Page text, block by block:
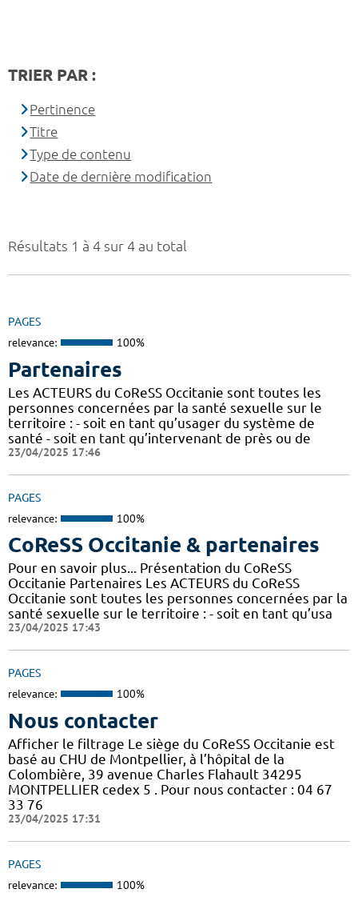
Résultats 1 à 4 sur 4 au total
PAGES
relevance: 100%
Partenaires
Les ACTEURS du CoReSS Occitanie sont toutes les
personnes concernées par la santé sexuelle sur le
territoire : - soit en tant qu’usager du système de
santé - soit en tant qu’intervenant de près ou de
23/04/2025 17:46
PAGES
relevance: 100%
CoReSS Occitanie & partenaires
Pour en savoir plus... Présentation du CoReSS
Occitanie Partenaires Les ACTEURS du CoReSS
Occitanie sont toutes les personnes concernées par la
santé sexuelle sur le territoire : - soit en tant qu’usa
23/04/2025 17:43
PAGES
relevance: 100%
Nous contacter
Afficher le filtrage Le siège du CoReSS Occitanie est
basé au CHU de Montpellier, à l’hôpital de la
Colombière, 39 avenue Charles Flahault 34295
MONTPELLIER cedex 5 . Pour nous contacter : 04 67
33 76
23/04/2025 17:31
PAGES
relevance: 100%
TRIER PAR :
Pertinence
Titre
Type de contenu
Date de dernière modification